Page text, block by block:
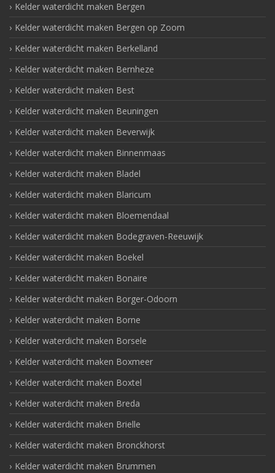
Kelder waterdicht maken Bergen
Kelder waterdicht maken Bergen op Zoom
Kelder waterdicht maken Berkelland
Kelder waterdicht maken Bernheze
Kelder waterdicht maken Best
Kelder waterdicht maken Beuningen
Kelder waterdicht maken Beverwijk
Kelder waterdicht maken Binnenmaas
Kelder waterdicht maken Bladel
Kelder waterdicht maken Blaricum
Kelder waterdicht maken Bloemendaal
Kelder waterdicht maken Bodegraven-Reeuwijk
Kelder waterdicht maken Boekel
Kelder waterdicht maken Bonaire
Kelder waterdicht maken Borger-Odoorn
Kelder waterdicht maken Borne
Kelder waterdicht maken Borsele
Kelder waterdicht maken Boxmeer
Kelder waterdicht maken Boxtel
Kelder waterdicht maken Breda
Kelder waterdicht maken Brielle
Kelder waterdicht maken Bronckhorst
Kelder waterdicht maken Brummen